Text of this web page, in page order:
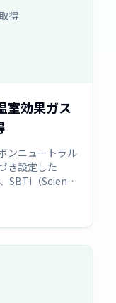
得
室効果ガス
ンニュートラル
き設定した
SBTi（Science
比）、